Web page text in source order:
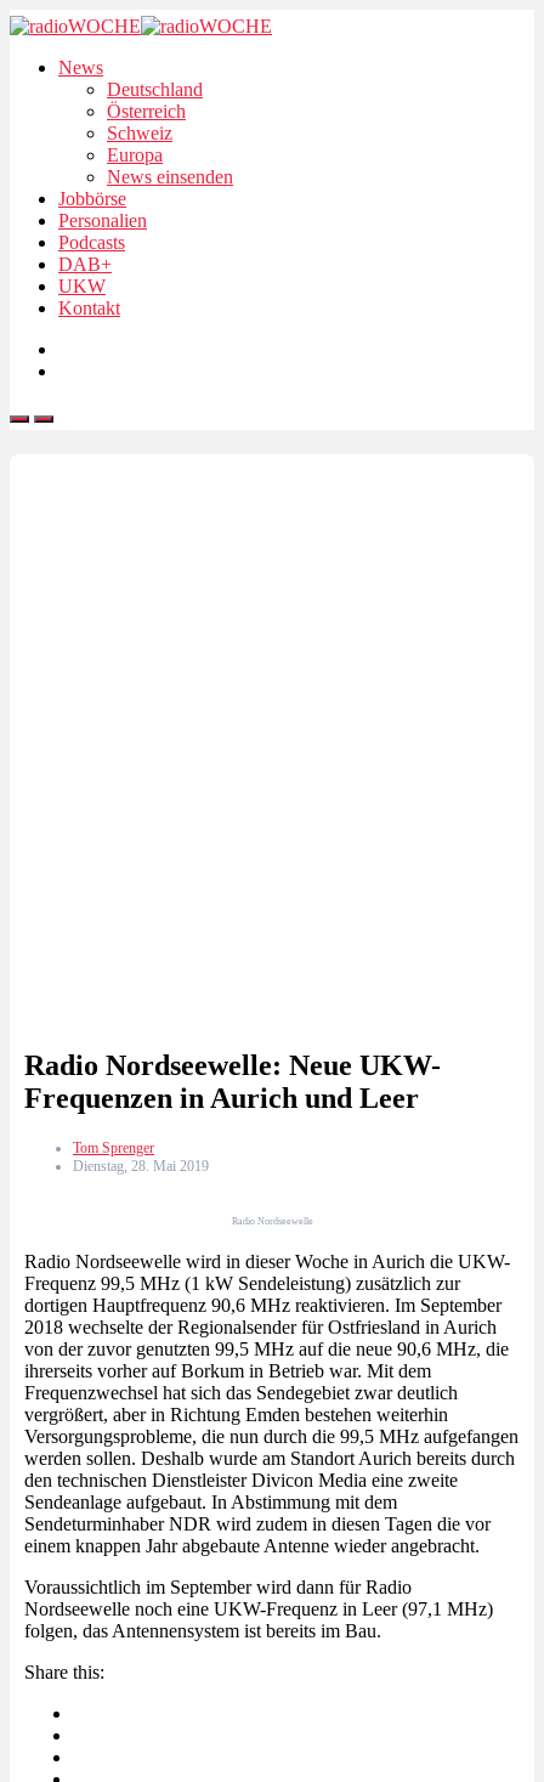
News
Deutschland
Österreich
Schweiz
Europa
News einsenden
Jobbörse
Personalien
Podcasts
DAB+
UKW
Kontakt
Radio Nordseewelle: Neue UKW-
Frequenzen in Aurich und Leer
Tom Sprenger
Dienstag, 28. Mai 2019
Radio Nordseewelle
Radio Nordseewelle wird in dieser Woche in Aurich die UKW-
Frequenz 99,5 MHz (1 kW Sendeleistung) zusätzlich zur
dortigen Hauptfrequenz 90,6 MHz reaktivieren. Im September
2018 wechselte der Regionalsender für Ostfriesland in Aurich
von der zuvor genutzten 99,5 MHz auf die neue 90,6 MHz, die
ihrerseits vorher auf Borkum in Betrieb war. Mit dem
Frequenzwechsel hat sich das Sendegebiet zwar deutlich
vergrößert, aber in Richtung Emden bestehen weiterhin
Versorgungsprobleme, die nun durch die 99,5 MHz aufgefangen
werden sollen. Deshalb wurde am Standort Aurich bereits durch
den technischen Dienstleister Divicon Media eine zweite
Sendeanlage aufgebaut. In Abstimmung mit dem
Sendeturminhaber NDR wird zudem in diesen Tagen die vor
einem knappen Jahr abgebaute Antenne wieder angebracht.
Voraussichtlich im September wird dann für Radio
Nordseewelle noch eine UKW-Frequenz in Leer (97,1 MHz)
folgen, das Antennensystem ist bereits im Bau.
Share this: